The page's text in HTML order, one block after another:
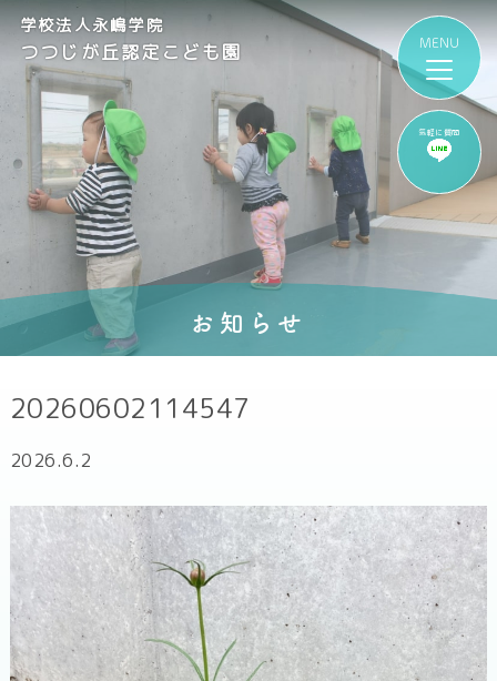
気軽に質問
学校法人永嶋学院
つつじが丘認定こども園
お知らせ
20260602114547
2026.6.2